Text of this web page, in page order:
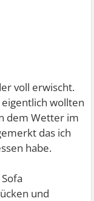
voll erwischt.
wollten
dem Wetter im
das ich
habe.
und